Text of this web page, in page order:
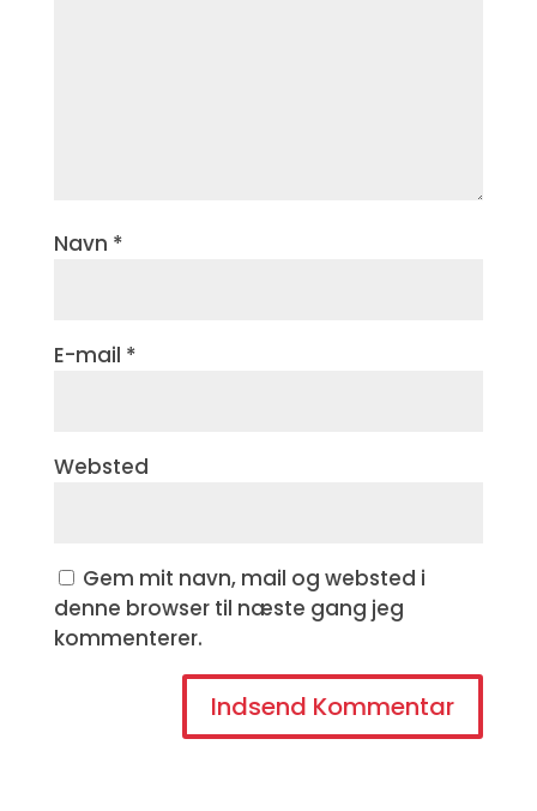
Navn *
E-mail *
Websted
Gem mit navn, mail og websted i
denne browser til næste gang jeg
kommenterer.